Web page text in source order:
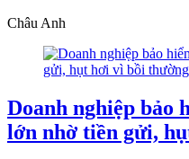
Châu Anh
Doanh nghiệp bảo
lớn nhờ tiền gửi,